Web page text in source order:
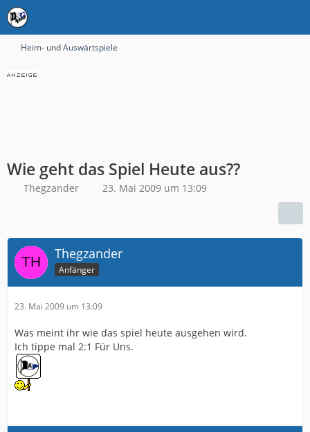
Heim- und Auswärtspiele
Wie geht das Spiel Heute aus??
Thegzander 23. Mai 2009 um 13:09
Thegzander
Anfänger
23. Mai 2009 um 13:09
Was meint ihr wie das spiel heute ausgehen wird.
Ich tippe mal 2:1 Für Uns.